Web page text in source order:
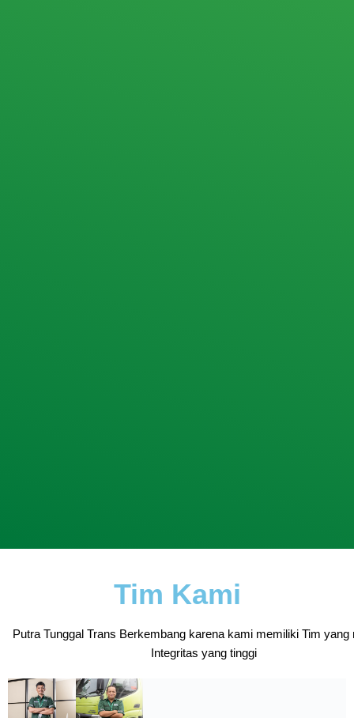
Tim Kami
Putra Tunggal Trans Berkembang karena kami memiliki Tim yang
Integritas yang tinggi